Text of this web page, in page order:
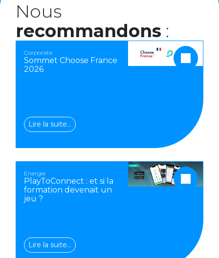
Nous
recommandons :
Corporate
Sommet Choose France
2026
Lire la suite…
Energie
PlayToConnect : et si la
formation devenait un
jeu ?
Lire la suite…